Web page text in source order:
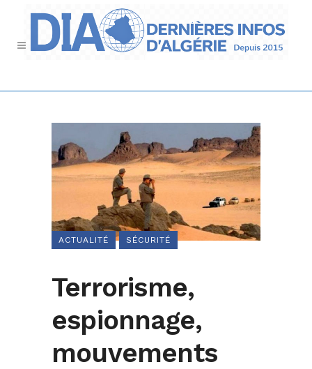
ACTUALITÉ SÉCURITÉ
Terrorisme,
espionnage,
mouvements